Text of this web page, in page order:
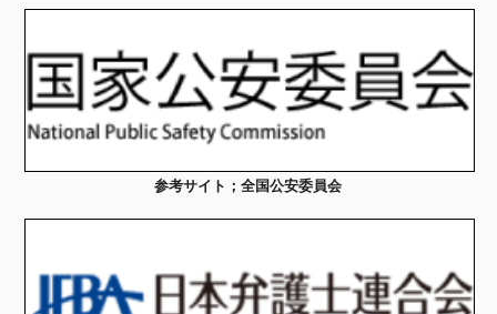
参考サイト；全国公安委員会